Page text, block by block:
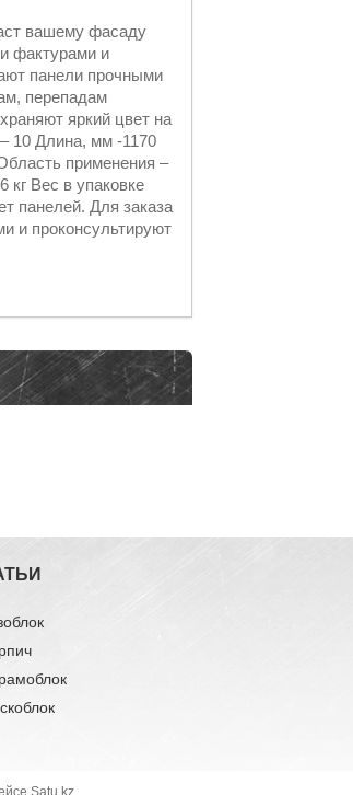
вашему фасаду
фактурами и
панели прочными
перепадам
яркий цвет на
10 Длина, мм -1170
применения –
Вес в упаковке
панелей. Для заказа
и проконсультируют
Satu.kz